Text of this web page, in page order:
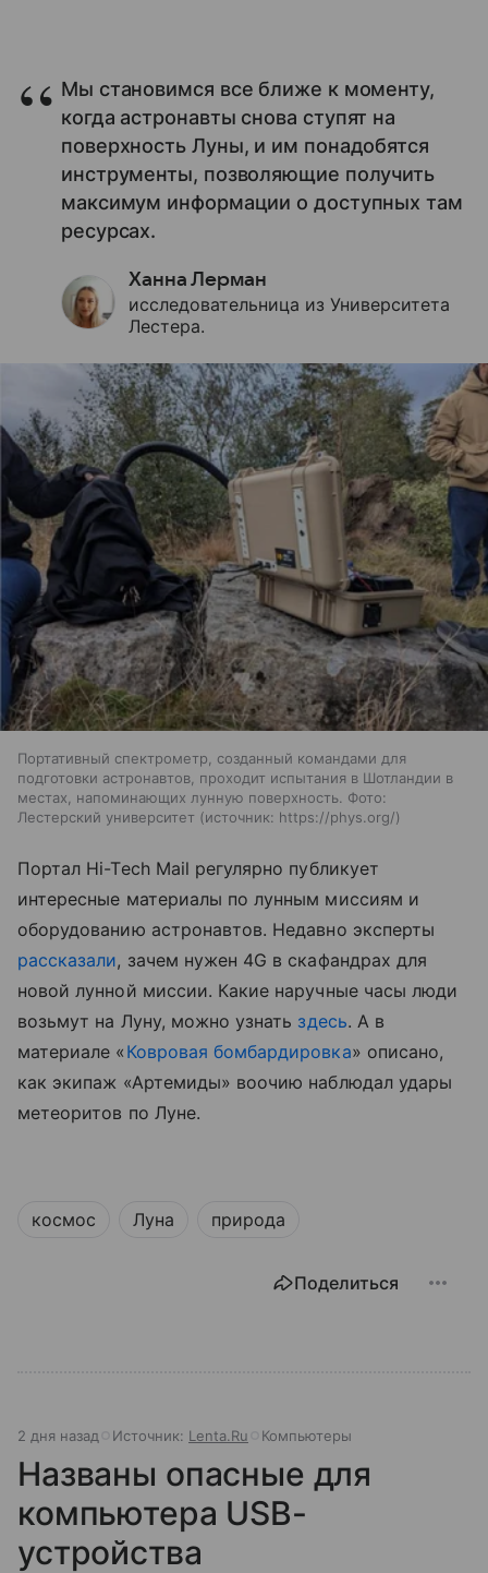
Мы становимся все ближе к моменту,
когда астронавты снова ступят на
поверхность Луны, и им понадобятся
инструменты, позволяющие получить
максимум информации о доступных там
ресурсах.
Ханна Лерман
исследовательница из Университета
Лестера.
Портативный спектрометр, созданный командами для
подготовки астронавтов, проходит испытания в Шотландии в
местах, напоминающих лунную поверхность. Фото:
Лестерский университет
источник: https://phys.org/
Портал Hi-Tech Mail регулярно публикует
интересные материалы по лунным миссиям и
оборудованию астронавтов. Недавно эксперты
рассказали, зачем нужен 4G в скафандрах для
новой лунной миссии. Какие наручные часы люди
возьмут на Луну, можно узнать здесь. А в
материале « Ковровая бомбардировка» описано,
как экипаж «Артемиды» воочию наблюдал удары
метеоритов по Луне.
космос Луна природа
Поделиться
2 дня назад Источник: Lenta.Ru Компьютеры
Названы опасные для
компьютера USB-
устройства